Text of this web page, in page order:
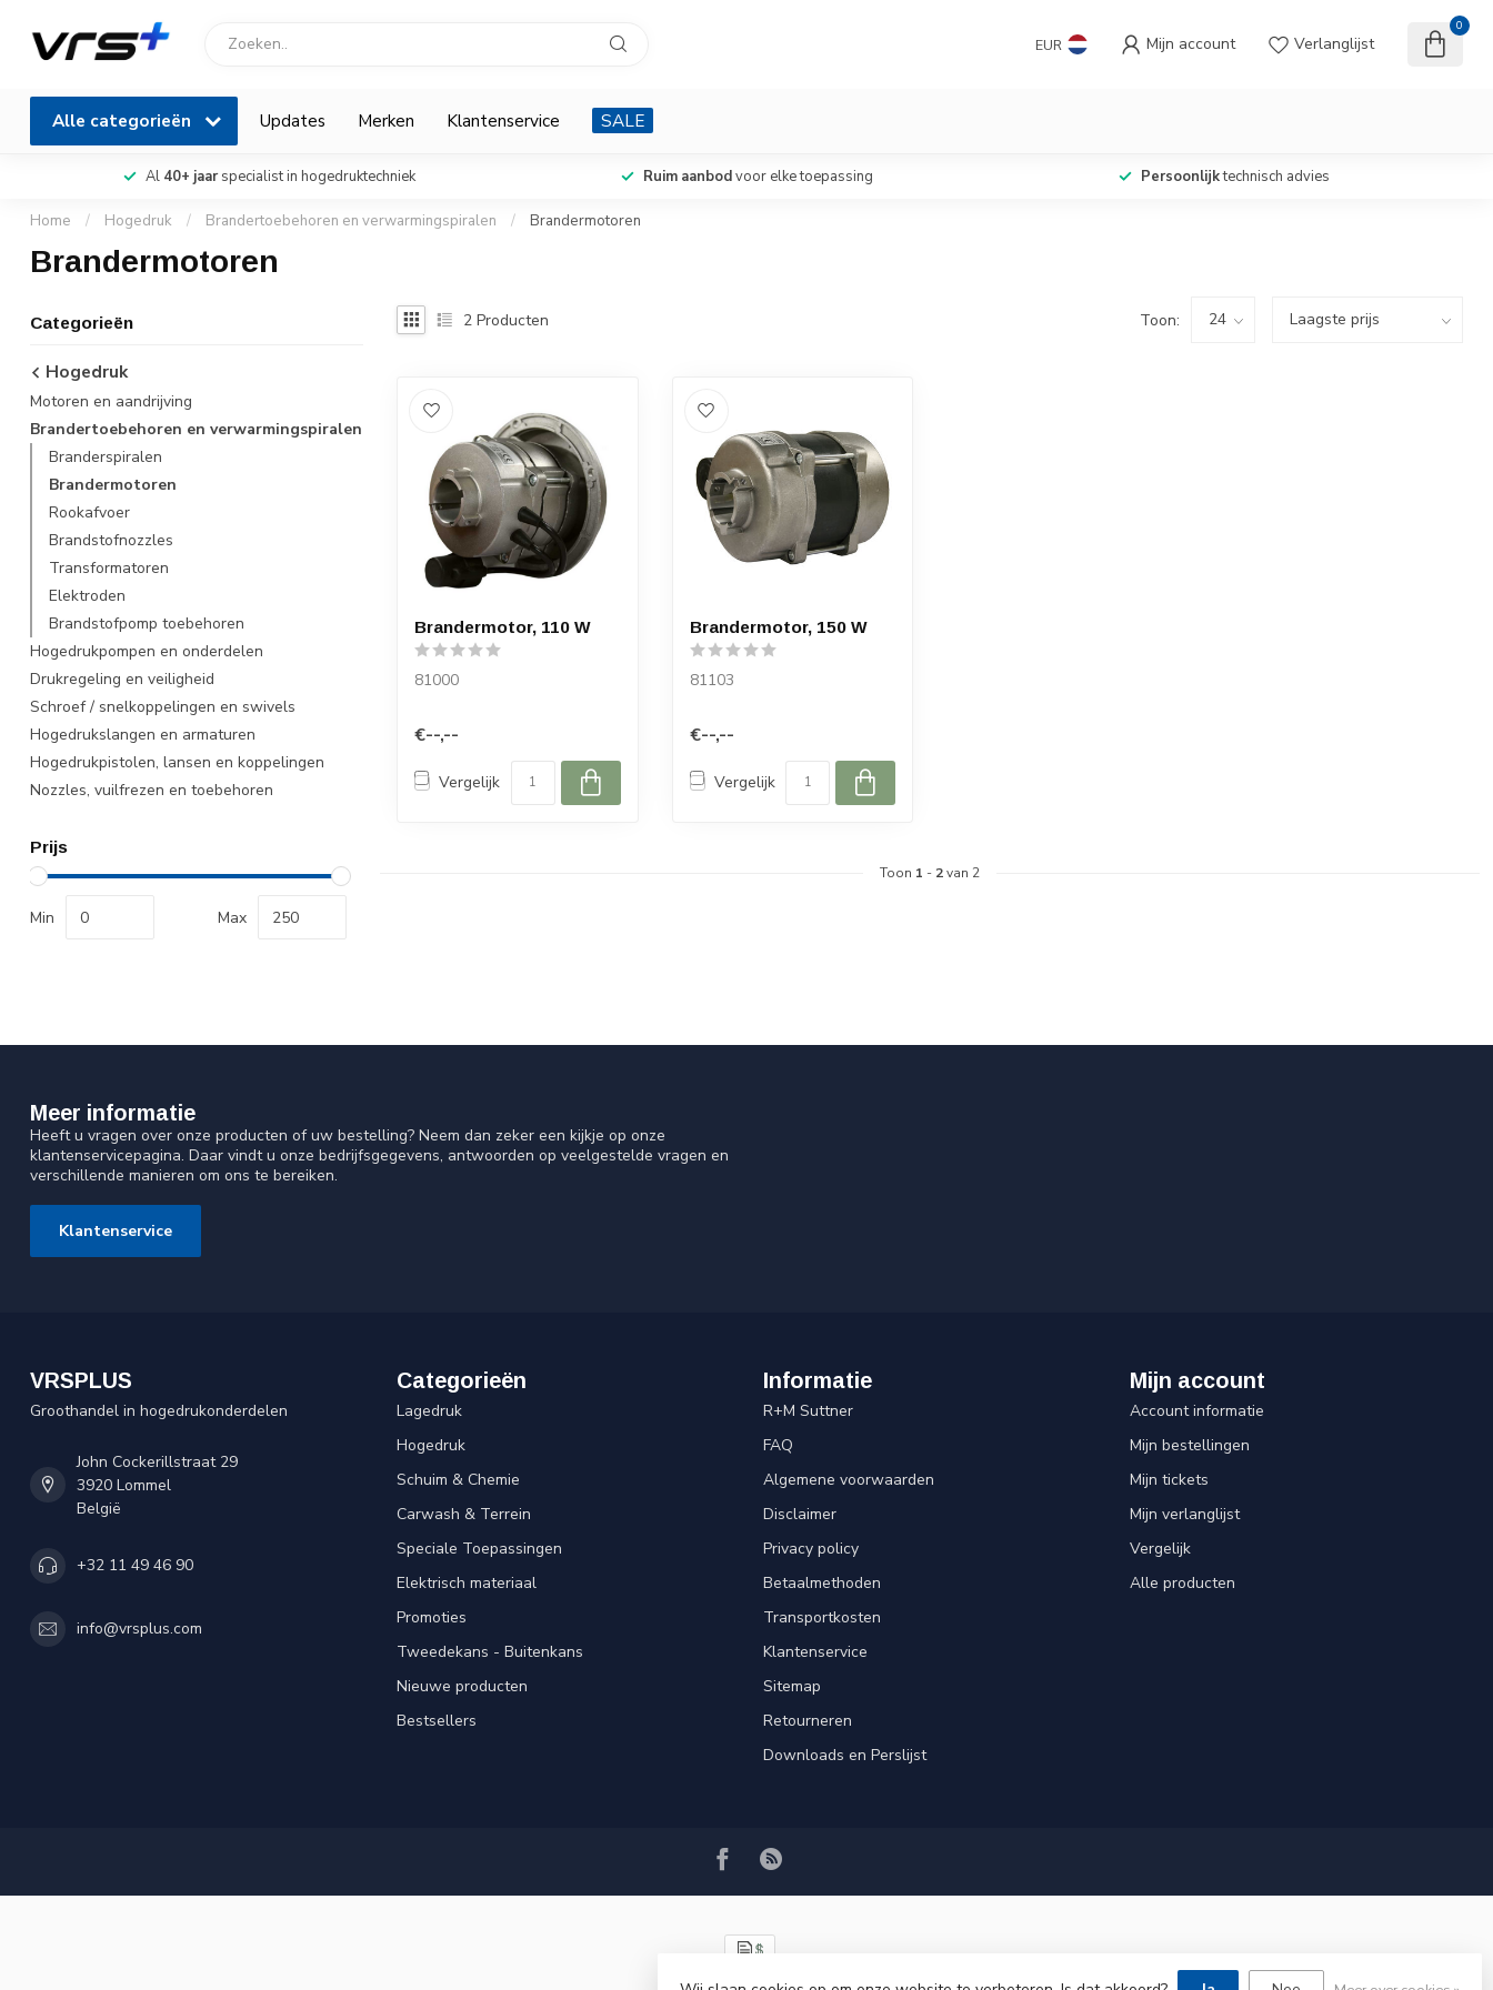
EUR Mijn account Verlanglijst
0
Alle categorieën Updates Merken Klantenservice SALE
Al 40+ jaarspecialist in hogedruktechniek Ruim aanbodvoor elke toepassing Persoonlijktechnisch advies
Home / Hogedruk / Brandertoebehoren en verwarmingspiralen / Brandermotoren
Brandermotoren
Categorieën
Hogedruk
Motoren en aandrijving
Brandertoebehoren en verwarmingspiralen
Branderspiralen
Brandermotoren
Rookafvoer
Brandstofnozzles
Transformatoren
Elektroden
Brandstofpomp toebehoren
Hogedrukpompen en onderdelen
Drukregeling en veiligheid
Schroef / snelkoppelingen en swivels
Hogedrukslangen en armaturen
Hogedrukpistolen, lansen en koppelingen
Nozzles, vuilfrezen en toebehoren
Prijs
Min Max
2 Producten Toon:
Brandermotor, 110 W
81000
€--,--
Vergelijk
Brandermotor, 150 W
81103
€--,--
Vergelijk
Toon 1 - 2van 2
Meer informatie
Heeft u vragen over onze producten of uw bestelling? Neem dan zeker een kijkje op onze
klantenservicepagina. Daar vindt u onze bedrijfsgegevens, antwoorden op veelgestelde vragen en
verschillende manieren om ons te bereiken.
Klantenservice
VRSPLUS
Groothandel in hogedrukonderdelen
John Cockerillstraat 29
3920 Lommel
België
+32 11 49 46 90
info@vrsplus.com
Categorieën
Lagedruk
Hogedruk
Schuim & Chemie
Carwash & Terrein
Speciale Toepassingen
Elektrisch materiaal
Promoties
Tweedekans - Buitenkans
Nieuwe producten
Bestsellers
Informatie
R+M Suttner
FAQ
Algemene voorwaarden
Disclaimer
Privacy policy
Betaalmethoden
Transportkosten
Klantenservice
Sitemap
Retourneren
Downloads en Perslijst
Mijn account
Account informatie
Mijn bestellingen
Mijn tickets
Mijn verlanglijst
Vergelijk
Alle producten